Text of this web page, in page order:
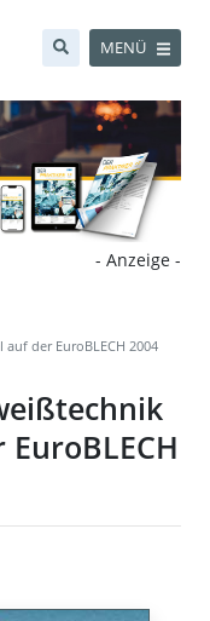
MENÜ
- Anzeige -
der EuroBLECH 2004